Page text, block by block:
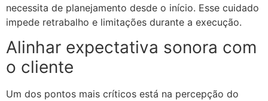
necessita de planejamento desde o início. Esse cuidado
impede retrabalho e limitações durante a execução.
Alinhar expectativa sonora com
o cliente
Um dos pontos mais críticos está na percepção do